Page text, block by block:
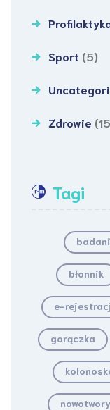
Sport (5)
Zdrowie
Tagi
błonnik
e-
gorączka
nowotwory